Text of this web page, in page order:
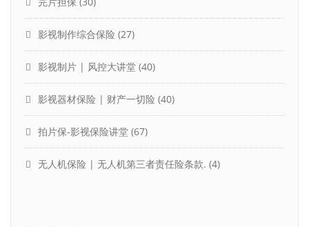
影视制作综合保险 (27)
影视制片 | 风控大讲堂 (40)
影视器材保险 | 财产一切险 (40)
拍片保-影视保险讲堂 (67)
无人机保险 | 无人机第三者责任险条款. (4)